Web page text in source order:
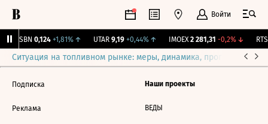
Войти
USBN 0,124 +1,81%↑ UTAR 9,19 +0,44%↑ IMOEX 2 281,31 -0,2%↓ RTSI
Ситуация на топливном рынке: меры, динамика, прогнозы
Подписка
Реклама
Наши проекты
ВЕДЫ